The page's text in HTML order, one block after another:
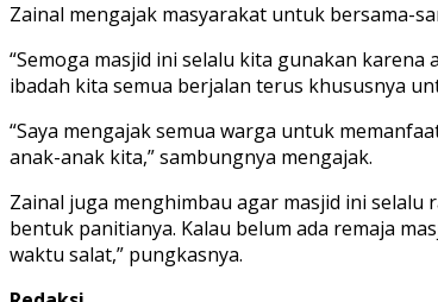
Zainal mengajak masyarakat untuk bersama-
“Semoga masjid ini selalu kita gunakan
ibadah kita semua berjalan terus khususnya
“Saya mengajak semua warga untuk
anak-anak kita,” sambungnya mengajak.
Zainal juga menghimbau agar masjid ini selalu
bentuk panitianya. Kalau belum ada remaja
waktu salat,” pungkasnya.